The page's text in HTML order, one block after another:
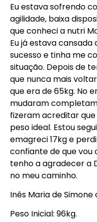
Eu estava sofrendo
agilidade, baixa
que conheci a nutri
Eu já estava
sucesso e tinha me
situação. Depois de
que nunca mais
que era de 65kg. No
mudaram
fizeram acreditar
peso ideal. Estou
emagreci 17kg e
confiante de que vou
tenho a agradecer a
no meu caminho.
Inês Maria de
Peso Inicial: 96kg.